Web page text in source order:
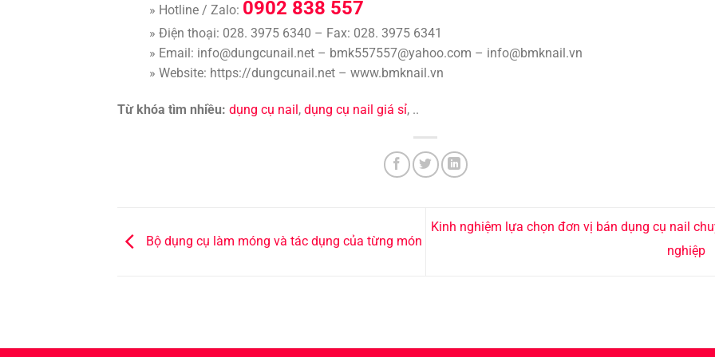
» Hotline / Zalo: 0902 838 557
» Điện thoại: 028. 3975 6340 – Fax: 028. 3975 6341
» Email: info@dungcunail.net – bmk557557@yahoo.com – info@bmknail.vn
» Website: https://dungcunail.net – www.bmknail.vn
Từ khóa tìm nhiều: dụng cụ nail, dụng cụ nail giá sỉ, ..
Bộ dụng cụ làm móng và tác dụng của từng món
Kinh nghiệm lựa chọn đơn vị bán dụng cụ nail
nghiệp